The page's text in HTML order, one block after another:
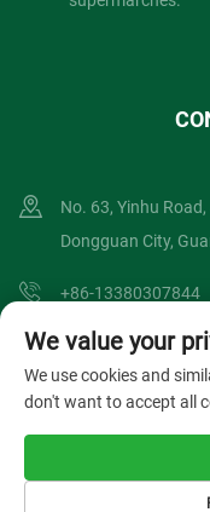
No. 63, Yinhu
Dongguan City,
+86-13380307844
[email protected]
Copyright © Dongguan
We value your
We use cookies and
don't want to accept all